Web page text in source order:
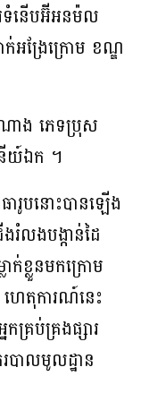
ទំនើបអ៊ីអនម៉ល
ក់អង្រែក្រោម ខណ្ឌ
ាង ភេទប្រុស
នីយ៍ឯក ។
រូបនោះបានឡើង
លងបង្កាន់ដៃ
ខ្លួនមកក្រោម
េតុការណ៍នេះ
កគ្រប់គ្រងផ្សារ
ាលមូលដ្ឋាន